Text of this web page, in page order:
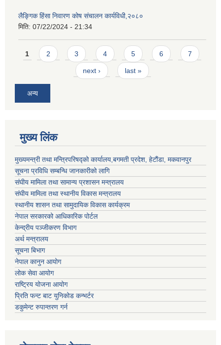
लैङ्गिक हिंसा निवारण कोष संचालन कार्यविधी,२०८०
मिति: 07/22/2024 - 21:34
Pages
1 2 3 4 5 6 7
next › last »
अन्य
मुख्य लिंक
मुख्यमन्त्री तथा मन्त्रिपरिषद्को कार्यालय,बगमती प्रदेश, हेटौंडा, मकवानपुर
सूचना प्रविधि सम्बन्धि जानकारीको लागि
संघीय मामिला तथा सामान्य प्रशासन मन्त्रालय
संघीय मामिला तथा स्थानीय विकास मन्त्रालय
स्थानीय शासन तथा सामुदायिक विकास कार्यक्रम
नेपाल सरकारको आधिकारिक पोर्टल
केन्द्रीय पञ्जीकरण विभाग
अर्थ मन्त्रालय
सूचना बिभाग
नेपाल कानुन आयोग
लोक सेवा आयोग
राष्ट्रिय योजना आयोग
प्रिति फन्ट बाट युनिकोड कन्भर्टर
डकुमेन्ट रुपान्तरण गर्न